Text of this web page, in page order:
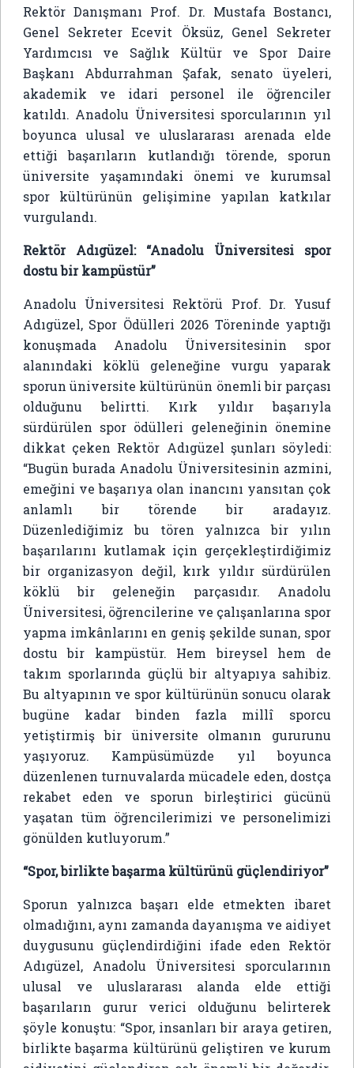
Rektör Danışmanı Prof. Dr. Mustafa Bostancı,
Genel Sekreter Ecevit Öksüz, Genel Sekreter
Yardımcısı ve Sağlık Kültür ve Spor Daire
Başkanı Abdurrahman Şafak, senato üyeleri,
akademik ve idari personel ile öğrenciler
katıldı. Anadolu Üniversitesi sporcularının yıl
boyunca ulusal ve uluslararası arenada elde
ettiği başarıların kutlandığı törende, sporun
üniversite yaşamındaki önemi ve kurumsal
spor kültürünün gelişimine yapılan katkılar
vurgulandı.
Rektör Adıgüzel: “Anadolu Üniversitesi spor
dostu bir kampüstür”
Anadolu Üniversitesi Rektörü Prof. Dr. Yusuf
Adıgüzel, Spor Ödülleri 2026 Töreninde yaptığı
konuşmada Anadolu Üniversitesinin spor
alanındaki köklü geleneğine vurgu yaparak
sporun üniversite kültürünün önemli bir parçası
olduğunu belirtti. Kırk yıldır başarıyla
sürdürülen spor ödülleri geleneğinin önemine
dikkat çeken Rektör Adıgüzel şunları söyledi:
“Bugün burada Anadolu Üniversitesinin azmini,
emeğini ve başarıya olan inancını yansıtan çok
anlamlı bir törende bir aradayız.
Düzenlediğimiz bu tören yalnızca bir yılın
başarılarını kutlamak için gerçekleştirdiğimiz
bir organizasyon değil, kırk yıldır sürdürülen
köklü bir geleneğin parçasıdır. Anadolu
Üniversitesi, öğrencilerine ve çalışanlarına spor
yapma imkânlarını en geniş şekilde sunan, spor
dostu bir kampüstür. Hem bireysel hem de
takım sporlarında güçlü bir altyapıya sahibiz.
Bu altyapının ve spor kültürünün sonucu olarak
bugüne kadar binden fazla millî sporcu
yetiştirmiş bir üniversite olmanın gururunu
yaşıyoruz. Kampüsümüzde yıl boyunca
düzenlenen turnuvalarda mücadele eden, dostça
rekabet eden ve sporun birleştirici gücünü
yaşatan tüm öğrencilerimizi ve personelimizi
gönülden kutluyorum.”
“Spor, birlikte başarma kültürünü güçlendiriyor”
Sporun yalnızca başarı elde etmekten ibaret
olmadığını, aynı zamanda dayanışma ve aidiyet
duygusunu güçlendirdiğini ifade eden Rektör
Adıgüzel, Anadolu Üniversitesi sporcularının
ulusal ve uluslararası alanda elde ettiği
başarıların gurur verici olduğunu belirterek
şöyle konuştu: “Spor, insanları bir araya getiren,
birlikte başarma kültürünü geliştiren ve kurum